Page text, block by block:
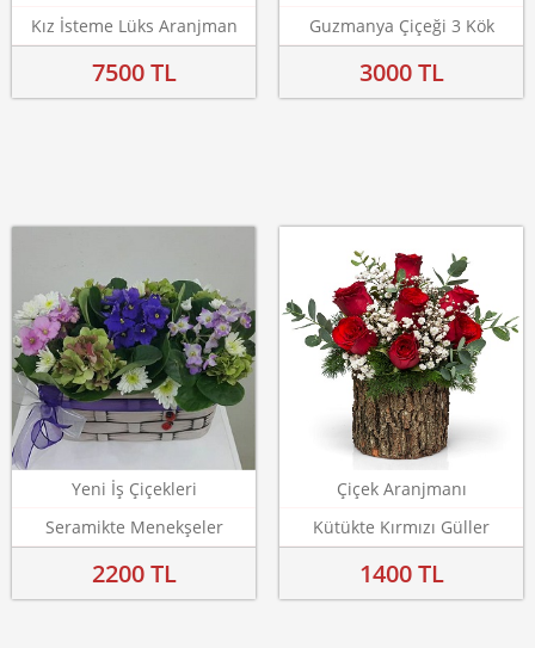
Kız İsteme Lüks Aranjman
7500 TL
Guzmanya Çiçeği 3 Kök
3000 TL
Yeni İş Çiçekleri
Seramikte Menekşeler
2200 TL
Çiçek Aranjmanı
Kütükte Kırmızı Güller
1400 TL